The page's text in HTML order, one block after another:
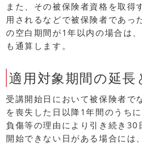
また、その被保険者資格を取得
用されるなどで被保険者であっ
の空白期間が1年以内の場合は
も通算します。
適用対象期間の延長
受講開始日において被保険者で
を喪失した日以降1年間のうち
負傷等の理由により引き続き30
開始できない日がある場合には